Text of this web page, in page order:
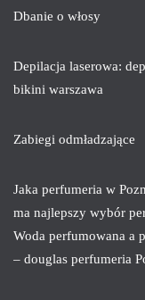
Dbanie o włosy
Depilacja laserowa:
bikini warszawa
Zabiegi odmładzające
Jaka perfumeria w
ma najlepszy wybór
Woda perfumowana a
– douglas perfumeria